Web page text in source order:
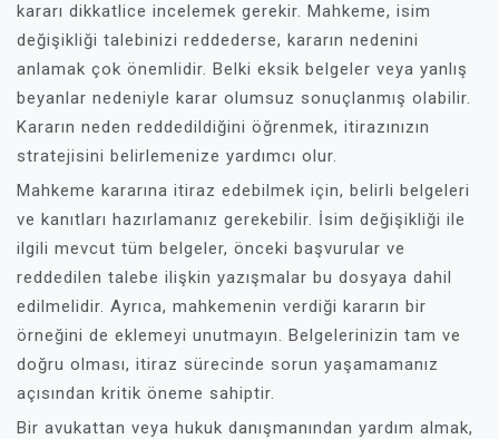
kararı dikkatlice incelemek gerekir. Mahkeme, isim
değişikliği talebinizi reddederse, kararın nedenini
anlamak çok önemlidir. Belki eksik belgeler veya yanlış
beyanlar nedeniyle karar olumsuz sonuçlanmış olabilir.
Kararın neden reddedildiğini öğrenmek, itirazınızın
stratejisini belirlemenize yardımcı olur.
Mahkeme kararına itiraz edebilmek için, belirli belgeleri
ve kanıtları hazırlamanız gerekebilir. İsim değişikliği ile
ilgili mevcut tüm belgeler, önceki başvurular ve
reddedilen talebe ilişkin yazışmalar bu dosyaya dahil
edilmelidir. Ayrıca, mahkemenin verdiği kararın bir
örneğini de eklemeyi unutmayın. Belgelerinizin tam ve
doğru olması, itiraz sürecinde sorun yaşamamanız
açısından kritik öneme sahiptir.
Bir avukattan veya hukuk danışmanından yardım almak,